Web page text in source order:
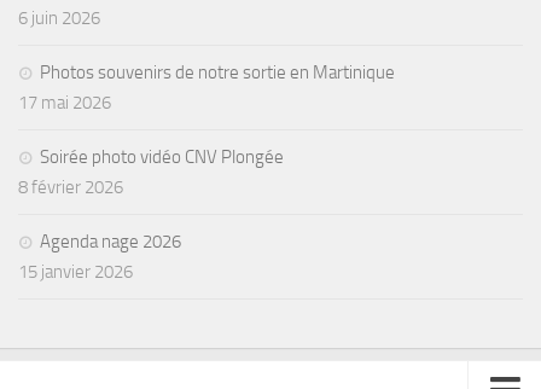
6 juin 2026
Photos souvenirs de notre sortie en Martinique
17 mai 2026
Soirée photo vidéo CNV Plongée
8 février 2026
Agenda nage 2026
15 janvier 2026